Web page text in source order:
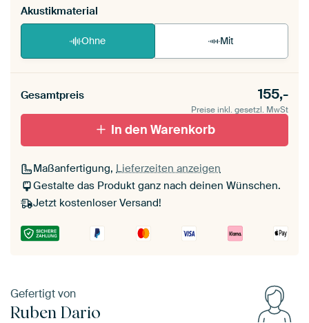
Akustikmaterial
Ohne Mit
Gesamtpreis 155,-
Preise inkl. gesetzl. MwSt
In den Warenkorb
Maßanfertigung, Lieferzeiten anzeigen
Gestalte das Produkt ganz nach deinen Wünschen.
Jetzt kostenloser Versand!
Gefertigt von
Ruben Dario